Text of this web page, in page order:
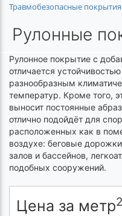
Травмобезопасные покрытия
Рулонные
Рулонное покрытие с
отличается
разнообразным
температур. Кроме того,
выносит постоянные
отлично подойдёт для
расположенных как в
воздухе: беговые
залов и бассейнов,
подобных сооружений.
Цена за метр2